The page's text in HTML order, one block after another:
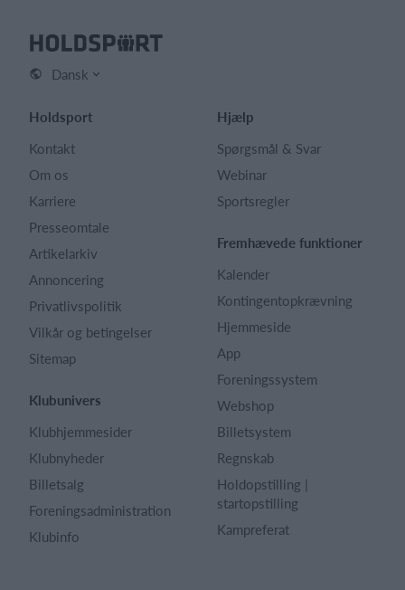
Dansk
Holdsport
Kontakt
Om os
Karriere
Presseomtale
Artikelarkiv
Annoncering
Privatlivspolitik
Vilkår og betingelser
Sitemap
Klubunivers
Klubhjemmesider
Klubnyheder
Billetsalg
Foreningsadministration
Klubinfo
Hjælp
Spørgsmål & Svar
Webinar
Sportsregler
Fremhævede funktioner
Kalender
Kontingentopkrævning
Hjemmeside
App
Foreningssystem
Webshop
Billetsystem
Regnskab
Holdopstilling |
startopstilling
Kampreferat